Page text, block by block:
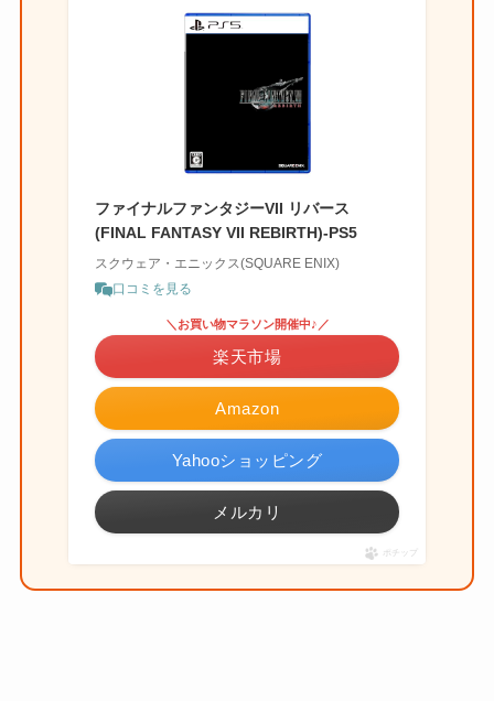
ファイナルファンタジーVII リバース
(FINAL FANTASY VII REBIRTH)-PS5
スクウェア・エニックス(SQUARE ENIX)
口コミを見る
Amazon
＼お買い物マラソン開催中♪／
楽天市場
Yahooショッピング
メルカリ
ポチップ